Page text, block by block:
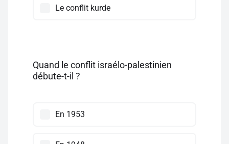
Le conflit kurde
Quand le conflit israélo-palestinien
débute-t-il ?
En 1953